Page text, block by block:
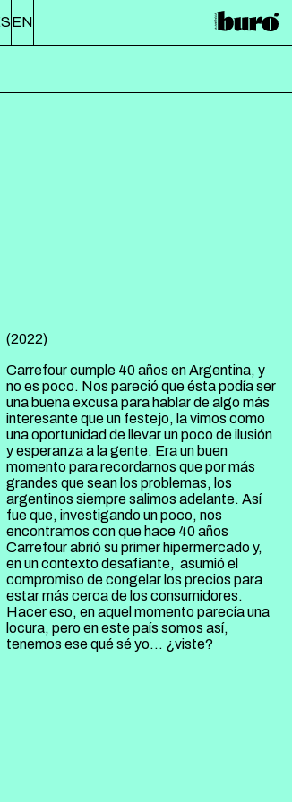
EN
(2022)
Carrefour cumple 40 años en Argentina, y
no es poco. Nos pareció que ésta podía ser
una buena excusa para hablar de algo más
interesante que un festejo, la vimos como
una oportunidad de llevar un poco de ilusión
y esperanza a la gente. Era un buen
momento para recordarnos que por más
grandes que sean los problemas, los
argentinos siempre salimos adelante. Así
fue que, investigando un poco, nos
encontramos con que hace 40 años
Carrefour abrió su primer hipermercado y,
en un contexto desafiante, asumió el
compromiso de congelar los precios para
estar más cerca de los consumidores.
Hacer eso, en aquel momento parecía una
locura, pero en este país somos así,
tenemos ese qué sé yo… ¿viste?